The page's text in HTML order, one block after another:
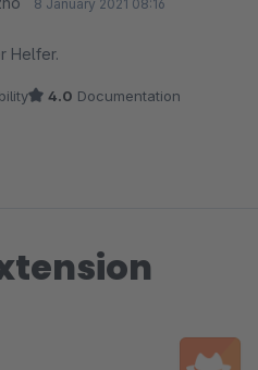
8 January 2021 08:16
Helfer.
4.0 Documentation